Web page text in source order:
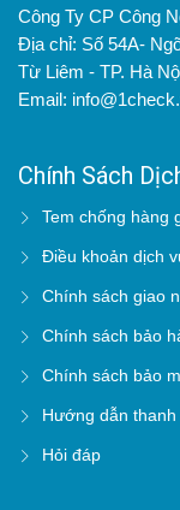
Công Ty CP Công
Địa chỉ: Số 54A-
Từ Liêm - TP. Hà
Email:
Chính Sách
Tem chống hàng
Điều khoản dịch
Chính sách giao
Chính sách bảo
Chính sách bảo
Hướng dẫn thanh
Hỏi đáp